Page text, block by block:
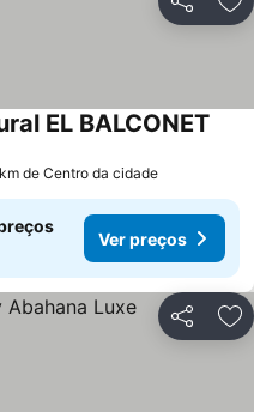
Partilhar
EL BALCONET
de Centro da cidade
Ver preços
Partilhar